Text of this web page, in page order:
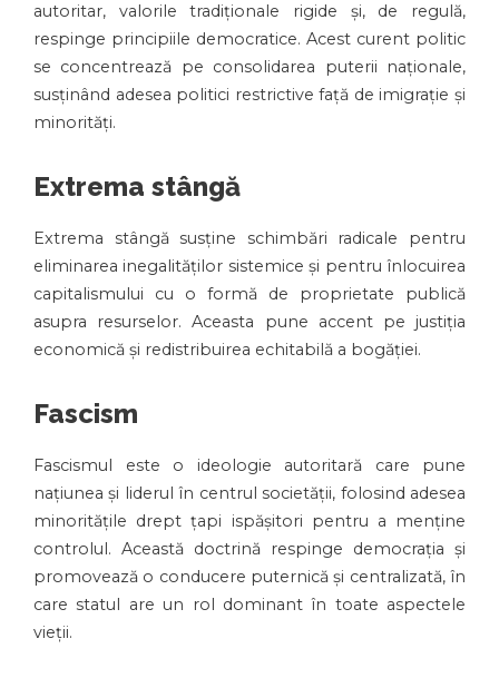
autoritar, valorile tradiționale rigide și, de regulă,
respinge principiile democratice. Acest curent politic
se concentrează pe consolidarea puterii naționale,
susținând adesea politici restrictive față de imigrație și
minorități.
Extrema stângă
Extrema stângă susține schimbări radicale pentru
eliminarea inegalităților sistemice și pentru înlocuirea
capitalismului cu o formă de proprietate publică
asupra resurselor. Aceasta pune accent pe justiția
economică și redistribuirea echitabilă a bogăției.
Fascism
Fascismul este o ideologie autoritară care pune
națiunea și liderul în centrul societății, folosind adesea
minoritățile drept țapi ispășitori pentru a menține
controlul. Această doctrină respinge democrația și
promovează o conducere puternică și centralizată, în
care statul are un rol dominant în toate aspectele
vieții.